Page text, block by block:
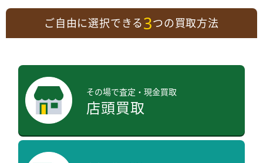
ご自由に選択できる3つの買取方法
その場で査定・現金買取
店頭買取